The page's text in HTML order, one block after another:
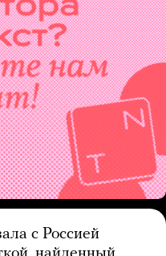
с Россией